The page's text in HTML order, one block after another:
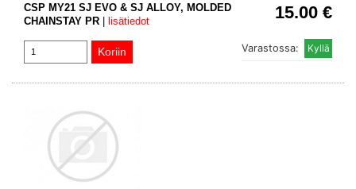
15.00 €
CSP MY21 SJ EVO & SJ ALLOY, MOLDED
CHAINSTAY PR | lisätiedot
Varastossa: